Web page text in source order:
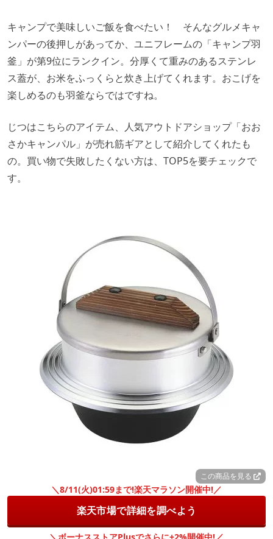
キャンプで美味しいご飯を食べたい！ そんなグルメキャ
ンパーの後押しがあってか、ユニフレームの「キャンプ羽
釜」が第9位にランクイン。分厚くて重みのあるステンレ
ス蓋が、お米をふっくらと炊き上げてくれます。おこげを
楽しめるのも羽釜ならではですね。
じつはこちらのアイテム、人気アウトドアショップ「おお
さかキャンパル」が売れ筋ギアとして紹介してくれたも
の。買い物で失敗したくない方は、TOP5を要チェックで
す。
この商品を見る
＼8/11(火)01:59まで!楽天マラソン開催中!／
楽天市場で詳細を調べよう